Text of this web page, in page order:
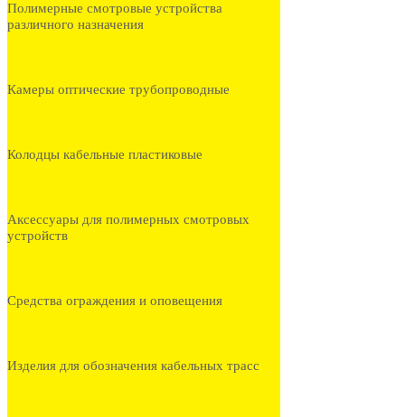
Полимерные смотровые устройства
различного назначения
Камеры оптические трубопроводные
Колодцы кабельные пластиковые
Аксессуары для полимерных смотровых
устройств
Средства ограждения и оповещения
Изделия для обозначения кабельных трасс